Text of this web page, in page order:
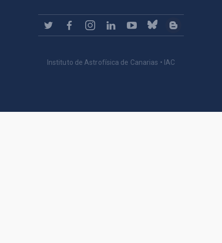
Instituto de Astrofísica de Canarias • IAC